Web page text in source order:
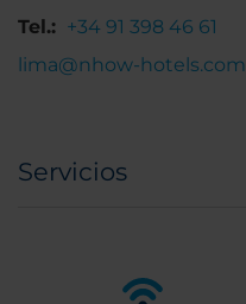
Tel.: +34 91 398 46 61
lima@nhow-hotels.com
Servicios